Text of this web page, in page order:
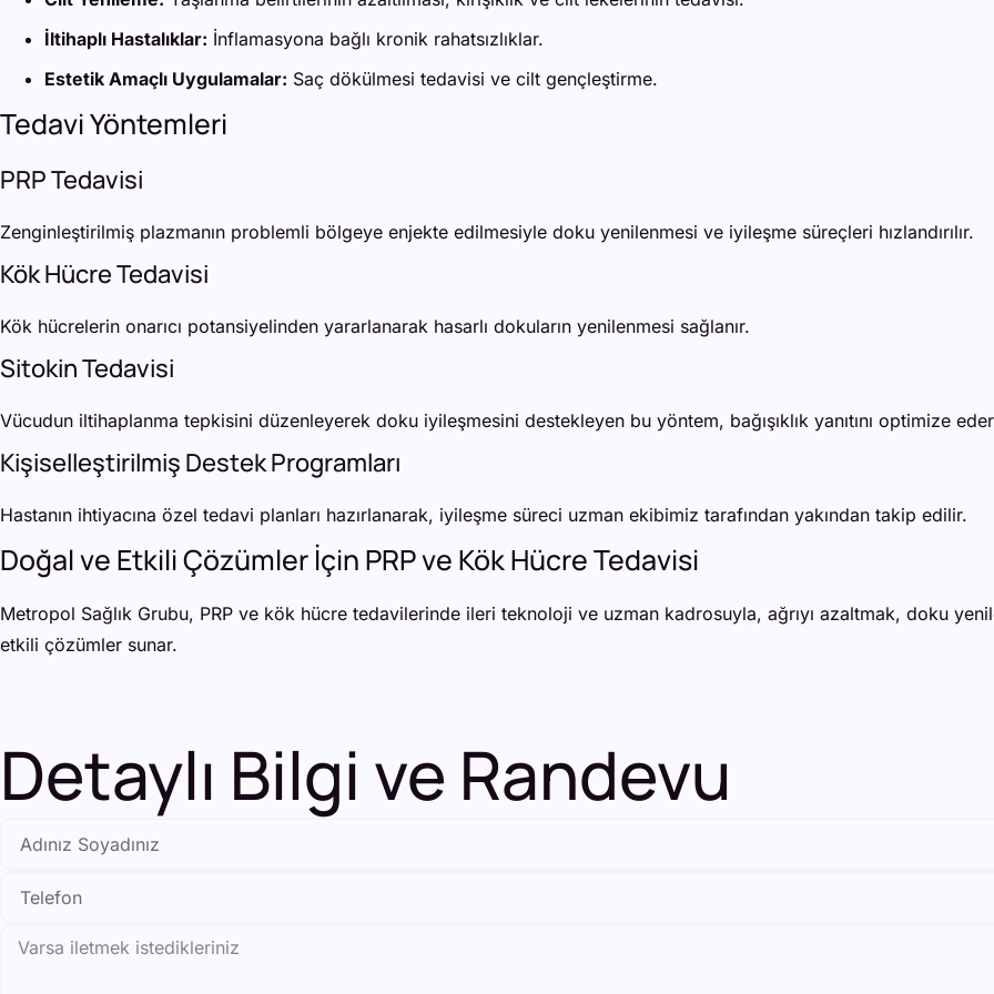
İltihaplı Hastalıklar: İnflamasyona bağlı kronik rahatsızlıklar.
Estetik Amaçlı Uygulamalar: Saç dökülmesi tedavisi ve cilt gençleştirme.
Tedavi Yöntemleri
PRP Tedavisi
Zenginleştirilmiş plazmanın problemli bölgeye enjekte edilmesiyle doku yenilenmesi ve iyileşme süreçleri hızlandırılır.
Kök Hücre Tedavisi
Kök hücrelerin onarıcı potansiyelinden yararlanarak hasarlı dokuların yenilenmesi sağlanır.
Sitokin Tedavisi
Vücudun iltihaplanma tepkisini düzenleyerek doku iyileşmesini destekleyen bu yöntem, bağışıklık yanıtını optimize
Kişiselleştirilmiş Destek Programları
Hastanın ihtiyacına özel tedavi planları hazırlanarak, iyileşme süreci uzman ekibimiz tarafından yakından takip edilir.
Doğal ve Etkili Çözümler İçin PRP ve Kök Hücre Tedavisi
Metropol Sağlık Grubu, PRP ve kök hücre tedavilerinde ileri teknoloji ve uzman kadrosuyla, ağrıyı azaltmak, doku
etkili çözümler sunar.
Detaylı Bilgi ve Randevu